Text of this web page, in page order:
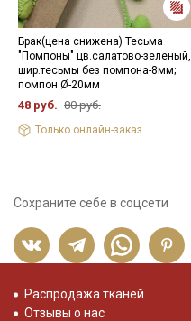
Брак(цена снижена) Тесьма
"Помпоны" цв.салатово-зеленый,
шир.тесьмы без помпона-8мм;
помпон Ø-20мм
48 руб. 80 руб.
Только онлайн-заказ
Сохраните себе в соцсети
Распродажа тканей
Отзывы о нас